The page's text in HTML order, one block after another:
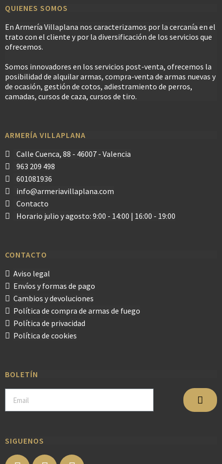
QUIENES SOMOS
En Armería Villaplana nos caracterizamos por la cercanía en el
trato con el cliente y por la diversificación de los servicios que
ofrecemos.
Somos innovadores en los servicios post-venta, ofrecemos la
posibilidad de alquilar armas, compra-venta de armas nuevas y
de ocasión, gestión de cotos, adiestramiento de perros,
camadas, cursos de caza, cursos de tiro.
ARMERÍA VILLAPLANA
Calle Cuenca, 88 - 46007 - Valencia
963 209 498
601081936
info@armeriavillaplana.com
Contacto
Horario julio y agosto: 9:00 - 14:00 | 16:00 - 19:00
CONTACTO
Aviso legal
Envíos y formas de pago
Cambios y devoluciones
Política de compra de armas de fuego
Política de privacidad
Política de cookies
BOLETÍN
SIGUENOS